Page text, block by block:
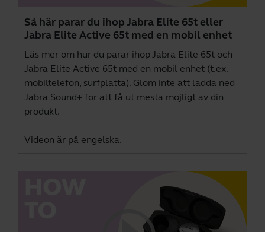
Så här parar du ihop Jabra Elite 65t eller
Jabra Elite Active 65t med en mobil enhet
Läs mer om hur du parar ihop Jabra Elite 65t och
Jabra Elite Active 65t med en mobil enhet (t.ex.
mobiltelefon, surfplatta). Glöm inte att ladda ned
Jabra Sound+ för att få ut mesta möjligt av din
produkt.
Videon är på engelska.